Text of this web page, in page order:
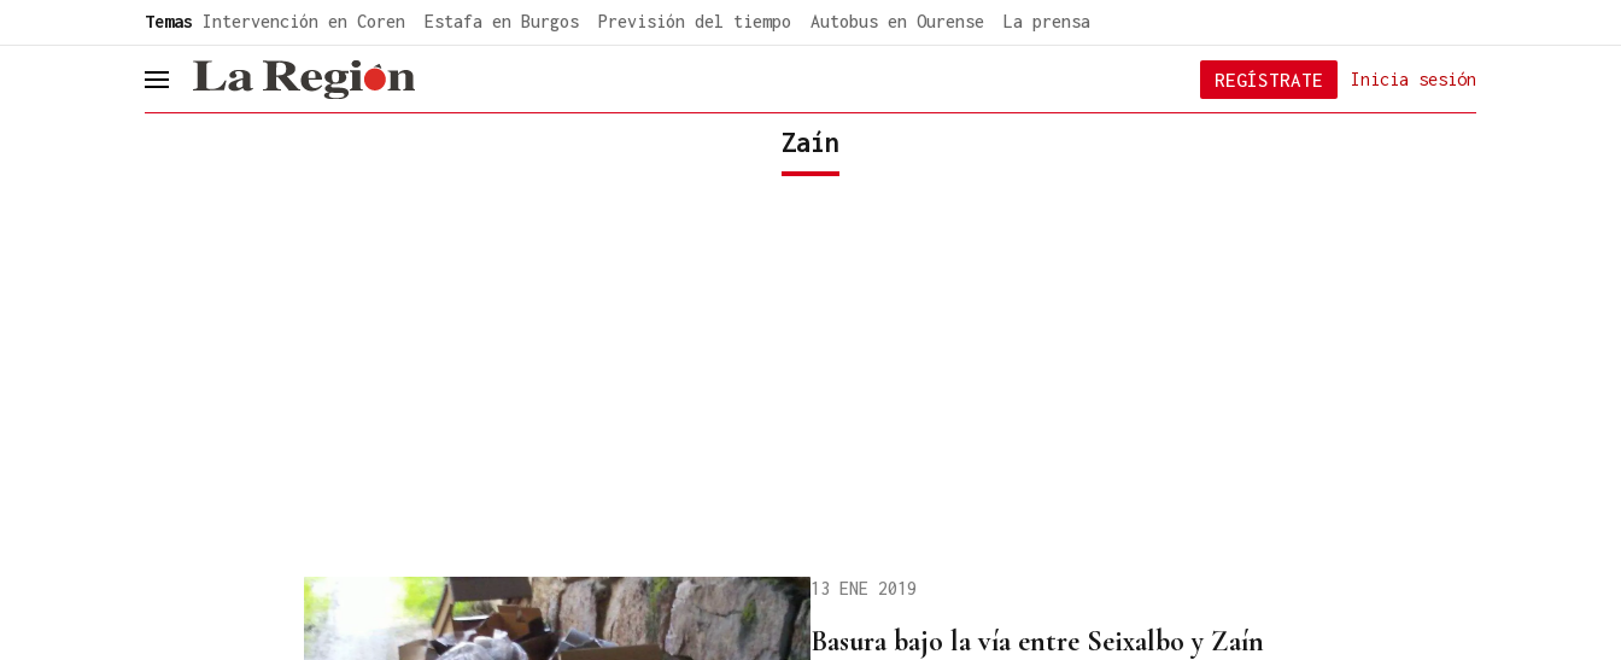
Temas Intervención en Coren Estafa en Burgos Previsión del tiempo Autobus en Ourense La prensa
header.menu.open Inicia sesión
REGÍSTRATE
Zaín
13 ENE 2019
Basura bajo la vía entre Seixalbo y Zaín